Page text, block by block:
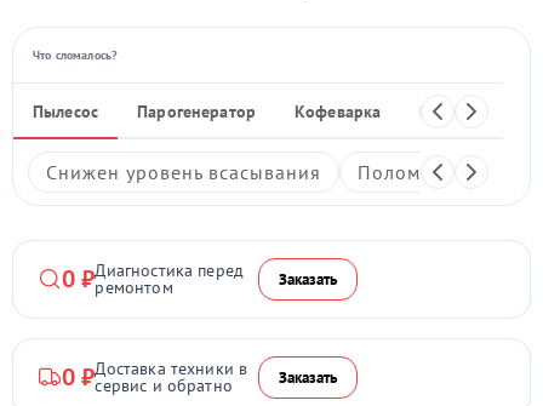
Что сломалось?
Пылесос Парогенератор Кофеварка Кухонный
Снижен уровень всасывания Поломка кнопки
0 ₽Диагностика перед
ремонтом Заказать
0 ₽Доставка техники в
сервис и обратно Заказать